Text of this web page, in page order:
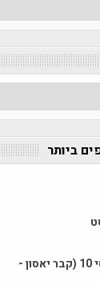
ביותר
קבר שודד הים מרחוב אלפסי 10 (קבר יאסון -